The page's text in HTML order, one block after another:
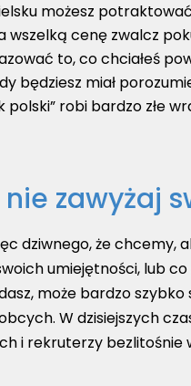
możesz
wszelką cenę zwalcz
to, co chciałeś
będziesz miał
polski” robi bardzo złe
nie zawyżaj
dziwnego, że chcemy,
umiejętności, lub
może bardzo
W dzisiejszych
i rekruterzy bezlitośnie